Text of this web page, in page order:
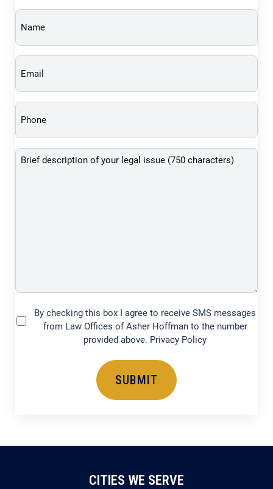
Brief
description
(Required)
By checking this box I agree to receive SMS messages
from Law Offices of Asher Hoffman to the number
provided above. Privacy Policy
CITIES WE SERVE